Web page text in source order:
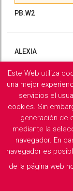
PB.W2
ALEXIA
Martes y
cita)
PB.X2
Filología
Descargar
Este Web utiliza
una mejor
servicios el
cookies. Sin
generación de
mediante la
navegador. En
navegador es
de la página web